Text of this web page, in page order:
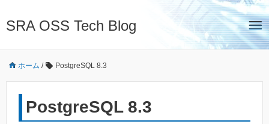
SRA OSS Tech Blog
ホーム / PostgreSQL 8.3
PostgreSQL 8.3